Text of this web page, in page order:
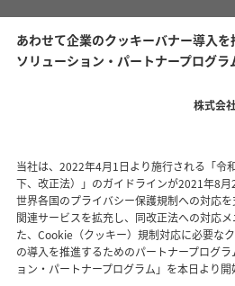
あわせて企業のクッキーバナー導入
ソリューション・パートナープログラ
株式会
当社は、2022年4月1日より施行される「令
下、改正法）」のガイドラインが2021年8月
世界各国のプライバシー保護規制への対応
関連サービスを拡充し、同改正法への対応
た、Cookie（クッキー）規制対応に必要な
の導入を推進するためのパートナープログ
ョン・パートナープログラム」を本日より開